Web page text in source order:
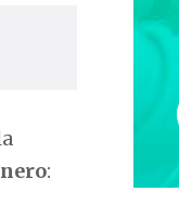
: